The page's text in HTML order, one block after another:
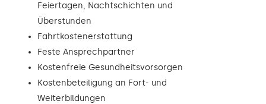
Feiertagen, Nachtschichten und
Überstunden
Fahrtkostenerstattung
Feste Ansprechpartner
Kostenfreie Gesundheitsvorsorgen
Kostenbeteiligung an Fort- und
Weiterbildungen